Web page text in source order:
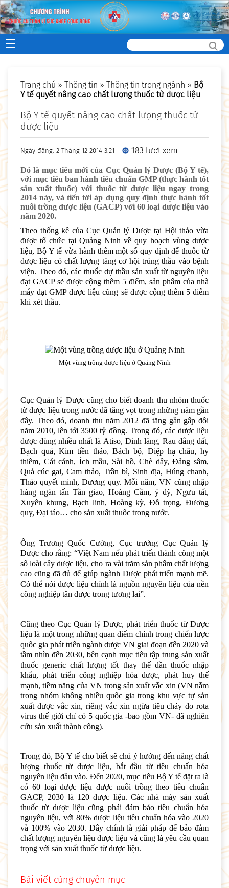
☰
Trang chủ » Thông tin » Thông tin trong ngành » Bộ
Y tế quyết nâng cao chất lượng thuốc từ dược liệu
Bộ Y tế quyết nâng cao chất lượng thuốc từ
dược liệu
Ngày đăng: 2 Tháng 12 2014 3:21 183 lượt xem
Đó là mục tiêu mới của Cục Quản lý Dược (Bộ Y tế),
với mục tiêu ban hành tiêu chuẩn GMP (thực hành tốt
sản xuất thuốc) với thuốc từ dược liệu ngay trong
2014 này, và tiến tới áp dụng quy định thực hành tốt
nuôi trồng dược liệu (GACP) với 60 loại dược liệu vào
năm 2020.
Theo thống kê của Cục Quản lý Dược tại Hội thảo vừa
được tổ chức tại Quảng Ninh về quy hoạch vùng dược
liệu, Bộ Y tế vừa hành thêm một số quy định để thuốc từ
dược liệu có chất lượng tăng cơ hội trúng thầu vào bệnh
viện. Theo đó, các thuốc dự thầu sản xuất từ nguyên liệu
đạt GACP sẽ được cộng thêm 5 điểm, sản phẩm của nhà
máy đạt GMP dược liệu cũng sẽ được cộng thêm 5 điểm
khi xét thầu.
Một vùng trồng dược liệu ở Quảng Ninh
Cục Quản lý Dược cũng cho biết doanh thu nhóm thuốc
từ dược liệu trong nước đã tăng vọt trong những năm gần
đây. Theo đó, doanh thu năm 2012 đã tăng gần gấp đôi
năm 2010, lên tới 3500 tỷ đồng. Trong đó, các dược liệu
được dùng nhiều nhất là Atiso, Đinh lăng, Rau đắng đất,
Bạch quả, Kim tiền thảo, Bách bộ, Diệp hạ châu, hy
thiêm, Cát cánh, Ích mẫu, Sài hồ, Chè dây, Đảng sâm,
Quả cúc gai, Cam thảo, Trần bì, Sinh địa, Húng chanh,
Thảo quyết minh, Đương quy. Mỗi năm, VN cũng nhập
hàng ngàn tấn Tần giao, Hoàng Cầm, ý dỹ, Ngưu tất,
Xuyên khung, Bạch linh, Hoàng kỳ, Đỗ trọng, Đương
quy, Đại táo… cho sản xuất thuốc trong nước.
Ông Trương Quốc Cường, Cục trưởng Cục Quản lý
Dược cho rằng: “Việt Nam nếu phát triển thành công một
số loài cây dược liệu, cho ra vài trăm sản phẩm chất lượng
cao cũng đã đủ để giúp ngành Dược phát triển mạnh mẽ.
Có thể nói dược liệu chính là nguồn nguyên liệu của nền
công nghiệp tân dược trong tương lai”.
Cũng theo Cục Quản lý Dược, phát triển thuốc từ Dược
liệu là một trong những quan điểm chính trong chiến lược
quốc gia phát triển ngành dược VN giai đoạn đến 2020 và
tầm nhìn đến 2030, bên cạnh mục tiêu tập trung sản xuất
thuốc generic chất lượng tốt thay thế dần thuốc nhập
khẩu, phát triển công nghiệp hóa dược, phát huy thế
mạnh, tiềm năng của VN trong sản xuất vắc xin (VN nằm
trong nhóm không nhiều quốc gia trong khu vực tự sản
xuất được vắc xin, riêng vắc xin ngừa tiêu chảy do rota
virus thế giới chỉ có 5 quốc gia -bao gồm VN- đã nghiên
cứu sản xuất thành công).
Trong đó, Bộ Y tế cho biết sẽ chú ý hướng đến nâng chất
lượng thuốc từ dược liệu, bắt đầu từ tiêu chuẩn hóa
nguyên liệu đầu vào. Đến 2020, mục tiêu Bộ Y tế đặt ra là
có 60 loại dược liệu được nuôi trồng theo tiêu chuẩn
GACP, 2030 là 120 dược liệu. Các nhà máy sản xuất
thuốc từ dược liệu cũng phải đảm bảo tiêu chuẩn hóa
nguyên liệu, với 80% dược liệu tiêu chuẩn hóa vào 2020
và 100% vào 2030. Đây chính là giải pháp để bảo đảm
chất lượng nguyên liệu dược liệu và cũng là yêu cầu quan
trọng với sản xuất thuốc từ dược liệu.
Bài viết cùng chuyên mục